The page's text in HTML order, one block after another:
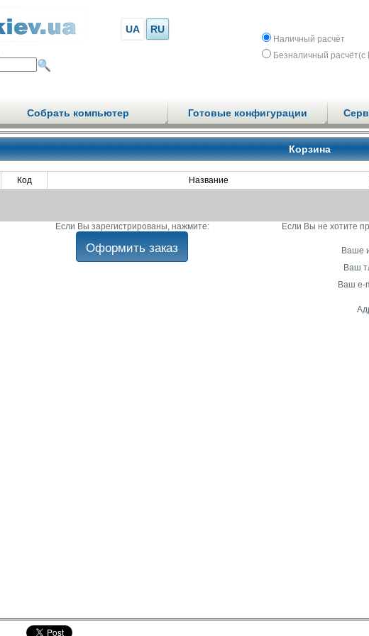
UA RU
Наличный расчёт
Безналичный
Собрать компьютер Готовые конфигурации
Корзина
Код Название
Если Вы зарегистрированы, нажмите:
Если Вы не хотите
Ваше
Ваш
Ваш e-